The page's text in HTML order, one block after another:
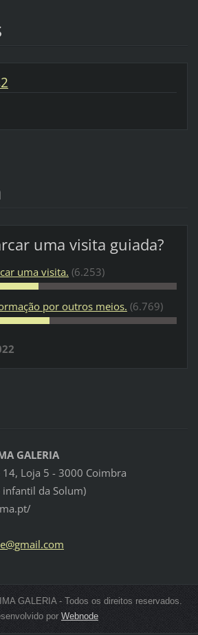
uma visita guiada?
uma visita. (6.253)
por outros meios. (6.769)
GALERIA
14, Loja 5 - 3000 Coimbra
da Solum)
.com
GALERIA - Todos os direitos reservados.
por Webnode